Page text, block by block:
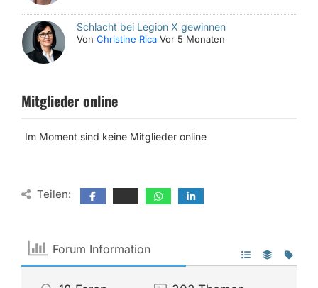
Schlacht bei Legion X gewinnen
VonChristine Rica Vor 5 Monaten
Mitglieder online
Im Moment sind keine Mitglieder online
Teilen:
Forum Information